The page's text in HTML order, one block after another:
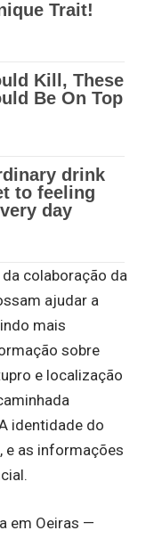
colaboração da
ajudar a
mais
sobre
e localização
identidade do
e as informações